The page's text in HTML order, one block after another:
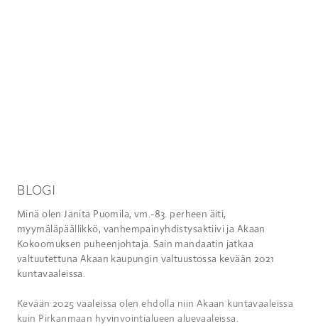
BLOGI
Minä olen Janita Puomila, vm.-83. perheen äiti,
myymäläpäällikkö, vanhempainyhdistysaktiivi ja Akaan
Kokoomuksen puheenjohtaja. Sain mandaatin jatkaa
valtuutettuna Akaan kaupungin valtuustossa kevään 2021
kuntavaaleissa.
Kevään 2025 vaaleissa olen ehdolla niin Akaan kuntavaaleissa
kuin Pirkanmaan hyvinvointialueen aluevaaleissa.